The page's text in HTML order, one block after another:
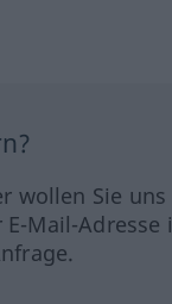
wollen Sie
E-Mail-